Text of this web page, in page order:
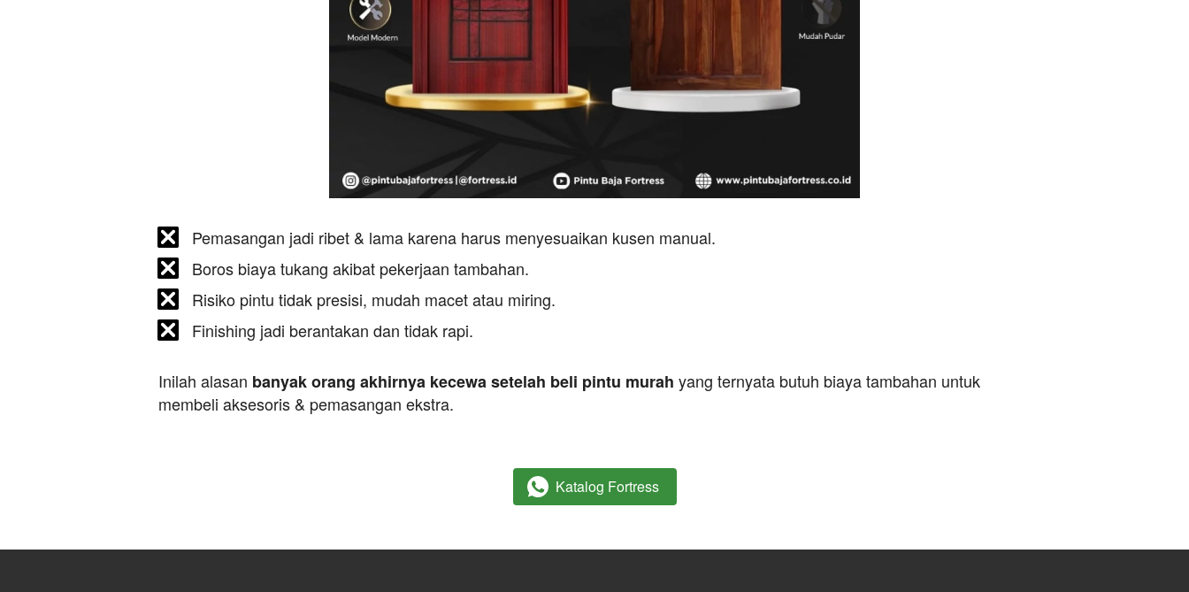
Pemasangan jadi ribet & lama karena harus menyesuaikan kusen manual.
Boros biaya tukang akibat pekerjaan tambahan.
Risiko pintu tidak presisi, mudah macet atau miring.
Finishing jadi berantakan dan tidak rapi.
Inilah alasan banyak orang akhirnya kecewa setelah beli pintu murah yang ternyata butuh biaya tambahan untuk
membeli aksesoris & pemasangan ekstra.
` Katalog Fortress